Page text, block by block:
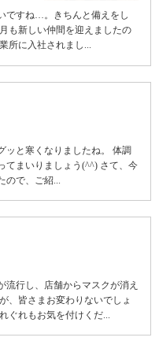
ですね…。きちんと備えをし
も新しい仲間を迎えましたの
所に入社されまし...
ッと寒くなりましたね。 体調
てまいりましょう(^^) さて、今
で、ご紹...
行し、店舗からマスクが消え
、皆さまお変わりないでしょ
ぐれもお気を付けくだ...